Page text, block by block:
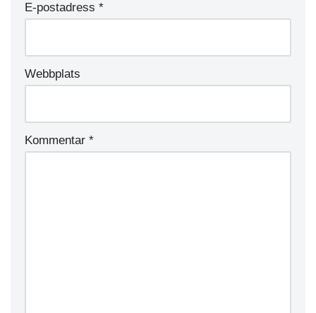
E-postadress *
Webbplats
Kommentar *